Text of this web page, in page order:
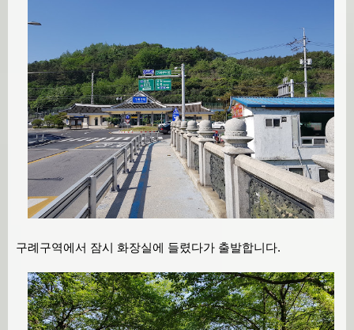
구례구역에서 잠시 화장실에 들렸다가 출발합니다.